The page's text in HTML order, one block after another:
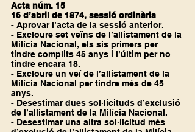
Acta núm. 15
16 d’abril de 1874, sessió ordinària
- Aprovar l’acta de la sessió anterior.
- Excloure set veïns de l’allistament de la
Milícia Nacional, els sis primers per
tindre complits 45 anys i l’últim per no
tindre encara 18.
- Excloure un veí de l’allistament de la
Milícia Nacional per tindre més de 45
anys.
- Desestimar dues sol·licituds d’exclusió
de l’allistament de la Milícia Nacional.
- Desestimar una altra sol·licitud més